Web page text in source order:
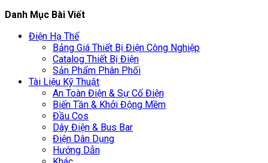
Danh Mục Bài Viết
Điện Hạ Thế
Bảng Giá Thiết Bị Điện Công Nghiệp
Catalog Thiết Bị Điện
Sản Phẩm Phân Phối
Tài Liệu Kỹ Thuật
An Toàn Điện & Sự Cố Điện
Biến Tần & Khởi Động Mềm
Đầu Cos
Dây Điện & Bus Bar
Điện Dân Dụng
Hướng Dẫn